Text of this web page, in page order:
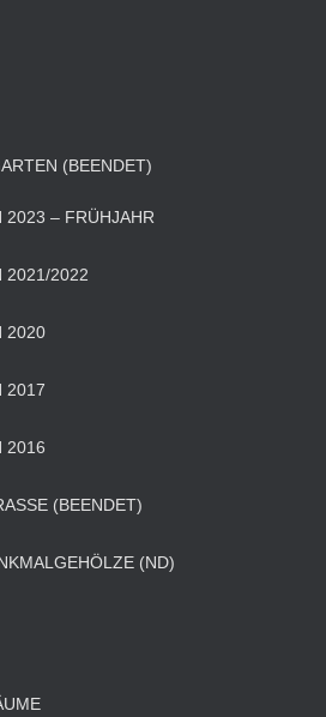
(BEENDET)
2023 – FRÜHJAHR
2021/2022
2020
2017
2016
(BEENDET)
(ND)